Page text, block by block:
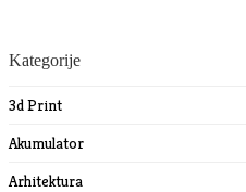
Kategorije
3d Print
Akumulator
Arhitektura